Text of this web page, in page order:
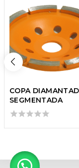
COPA
SEGMENTADA
0